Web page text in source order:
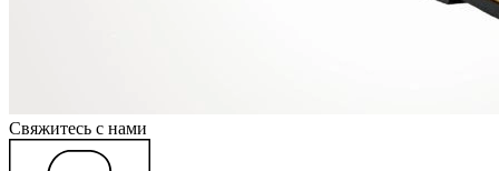
Cвяжитесь с нами